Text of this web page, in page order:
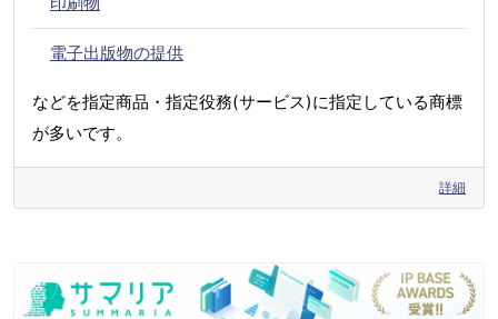
電子出版物の提供
などを指定商品・指定役務(サービス)に指定している商標
が多いです。
詳細